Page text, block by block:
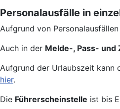
Personalausfälle in
Aufgrund von
Auch in der Melde-, Pass- und
Aufgrund der Urlaubszeit kann
hier.
Die Führerscheinstelle ist bis